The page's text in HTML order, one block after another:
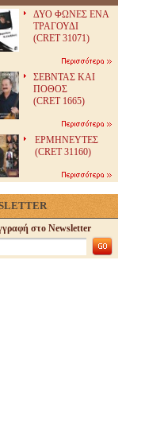
ΔΥΟ ΦΩΝΕΣ ΕΝΑ
ΤΡΑΓΟΥΔΙ
(CRET 31071)
ΣΕΒΝΤΑΣ ΚΑΙ
ΠΟΘΟΣ
(CRET 1665)
ΕΡΜΗΝΕΥΤΕΣ
(CRET 31160)
στο Newsletter